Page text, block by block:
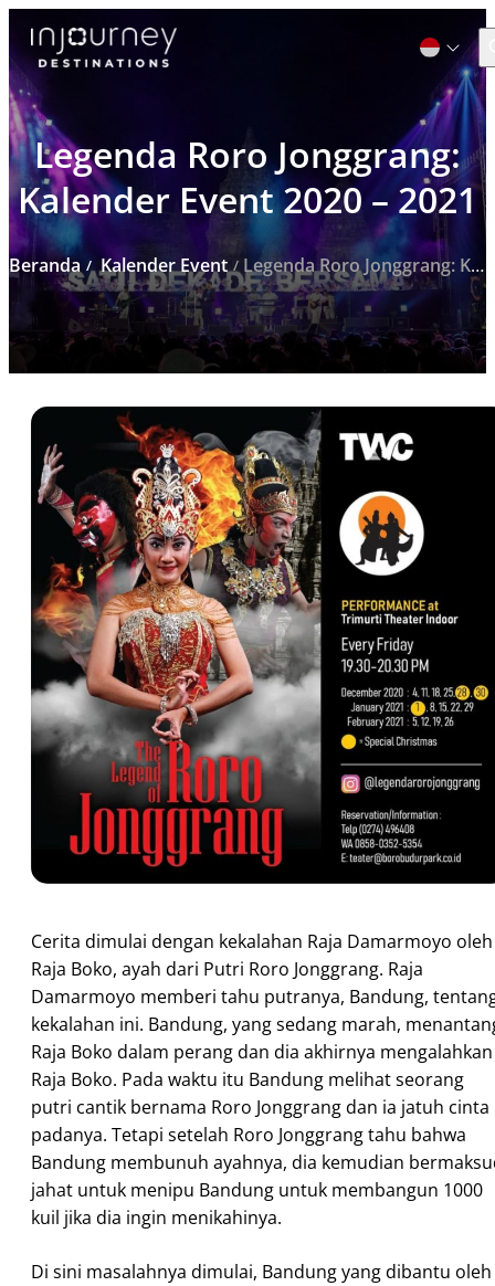
Cari
untuk:
Legenda Roro Jonggrang:
Kalender Event 2020 – 2021
Beranda Kalender Event Legenda Roro Jonggrang: Kalender Event 2020 – 2021
Cerita dimulai dengan kekalahan Raja Damarmoyo oleh
Raja Boko, ayah dari Putri Roro Jonggrang. Raja
Damarmoyo memberi tahu putranya, Bandung,
kekalahan ini. Bandung, yang sedang marah,
Raja Boko dalam perang dan dia akhirnya mengalahkan
Raja Boko. Pada waktu itu Bandung melihat seorang
putri cantik bernama Roro Jonggrang dan ia jatuh cinta
padanya. Tetapi setelah Roro Jonggrang tahu bahwa
Bandung membunuh ayahnya, dia kemudian
jahat untuk menipu Bandung untuk membangun 1000
kuil jika dia ingin menikahinya.
Di sini masalahnya dimulai, Bandung yang dibantu oleh